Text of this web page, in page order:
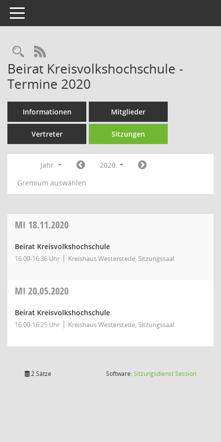
Toggle navigation
Rechercheauswahl
RSS-Feed
Beirat Kreisvolkshochschule -
Termine 2020
Informationen Mitglieder
Vertreter Sitzungen
Jahr
2020
Gremium auswählen
MI 18.11.2020
Beirat Kreisvolkshochschule
16:00-16:36 Uhr Kreishaus Westerstede, Sitzungssaal
MI 20.05.2020
Beirat Kreisvolkshochschule
16:00-16:25 Uhr Kreishaus Westerstede, Sitzungssaal
2 Sätze Software:SitzungsdienstSession(Wird in